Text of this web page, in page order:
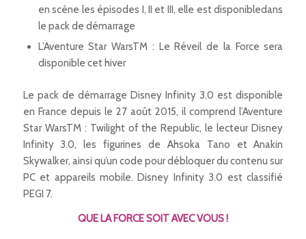
en scène les épisodes I, II et III, elle est disponibledans
le pack de démarrage
L’Aventure Star WarsTM : Le Réveil de la Force sera
disponible cet hiver
Le pack de démarrage Disney Infinity 3.0 est disponible
en France depuis le 27 août 2015, il comprend l’Aventure
Star WarsTM : Twilight of the Republic, le lecteur Disney
Infinity 3.0, les figurines de Ahsoka Tano et Anakin
Skywalker, ainsi qu’un code pour débloquer du contenu sur
PC et appareils mobile. Disney Infinity 3.0 est classifié
PEGI 7.
QUE LA FORCE SOIT AVEC VOUS !